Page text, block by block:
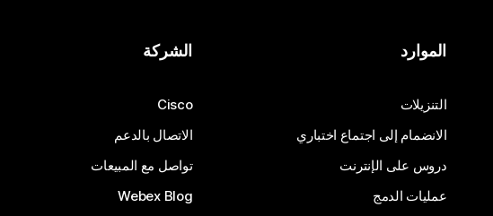
الموارد
التنزيلات
الانضمام إلى اجتماع اختباري
دروس على الإنترنت
عمليات الدمج
الشركة
Cisco
الاتصال بالدعم
تواصل مع المبيعات
Webex Blog